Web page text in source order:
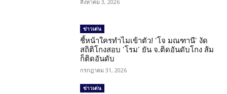
สิงหาคม 3, 2026
ข่าวเด่น
ชี้หน้าใครทำไมเข้าตัว! ‘โจ มณฑานี’ งัด
สถิติโกงสอบ ‘โรม’ ยัน จ.ติดอันดับโกง ส้ม
ก็ติดอันดับ
กรกฎาคม 31, 2026
ข่าวเด่น